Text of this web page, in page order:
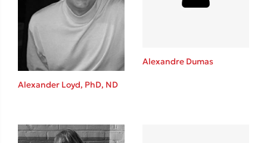
Sebastian Fitzek
Freida McFadden
Κατρίνα Τσάνταλη
Lucinda Riley
Benzamin Bécue
Teo Benedetti
Alexander Loyd, PhD, ND
Alexandre Dumas